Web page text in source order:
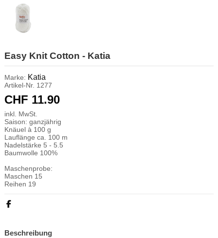
Easy Knit Cotton - Katia
Marke: Katia
Artikel-Nr. 1277
CHF 11.90
inkl. MwSt.
Saison: ganzjährig
Knäuel à 100 g
Lauflänge ca. 100 m
Nadelstärke 5 - 5.5
Baumwolle 100%
Maschenprobe:
Maschen 15
Reihen 19
Beschreibung